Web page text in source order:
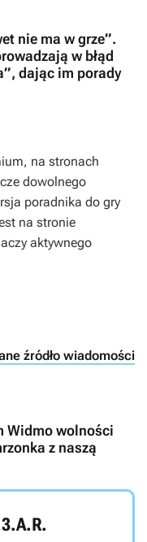
nie ma w grze”.
w błąd
dając im porady
na stronach
dowolnego
poradnika do gry
na stronie
aktywnego
źródło wiadomości
Widmo wolności
z naszą